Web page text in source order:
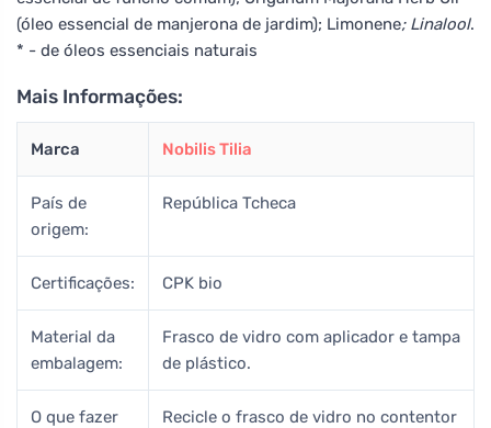
(óleo essencial de manjerona de jardim); Limonene; Linalool.
* - de óleos essenciais naturais
Mais Informações:
Marca Nobilis Tilia
País de
origem:
República Tcheca
Certificações: CPK bio
Material da
embalagem:
Frasco de vidro com aplicador e tampa
de plástico.
O que fazer
Recicle o frasco de vidro no contentor